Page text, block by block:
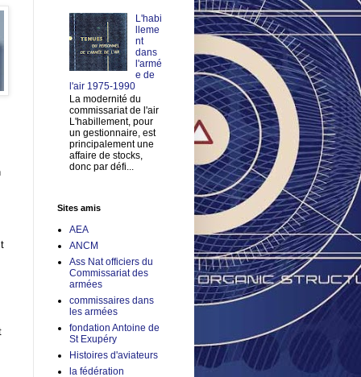
L'habi
lleme
nt
dans
l'armé
e de
l'air 1975-1990
La modernité du
commissariat de l'air
L'habillement, pour
un gestionnaire, est
principalement une
affaire de stocks,
donc par défi...
Sites amis
AEA
ANCM
Ass Nat officiers du
Commissariat des
armées
commissaires dans
les armées
fondation Antoine de
St Exupéry
Histoires d'aviateurs
la fédération